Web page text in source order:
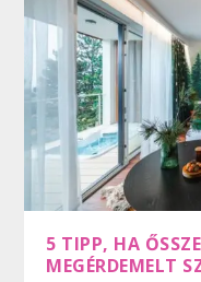
5 TIPP, HA
MEGÉRDEMELT